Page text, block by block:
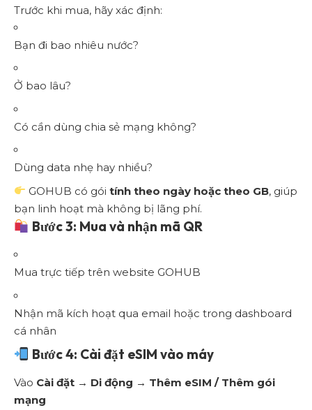
Trước khi mua, hãy xác định:
Bạn đi bao nhiêu nước?
Ở bao lâu?
Có cần dùng chia sẻ mạng không?
Dùng data nhẹ hay nhiều?
GOHUB có góitính theo ngày hoặc theo GB, giúp
bạn linh hoạt mà không bị lãng phí.
Bước 3: Mua và nhận mã QR
Mua trực tiếp trên website GOHUB
Nhận mã kích hoạt qua email hoặc trong dashboard
cá nhân
Bước 4: Cài đặt eSIM vào máy
Vào Cài đặt → Di động → Thêm eSIM / Thêm gói
mạng